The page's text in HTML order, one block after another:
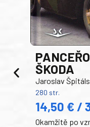
ŠKODA
Jaroslav
280 str.
14,50 € /
Okamžitě po